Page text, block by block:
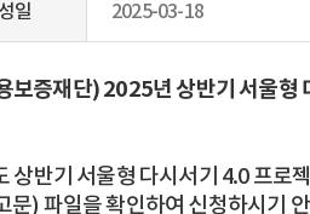
일 2025-03-18
보증재단) 2025년 상반기 서울형
상반기 서울형 다시서기 4.0 프로
문) 파일을 확인하여 신청하시기